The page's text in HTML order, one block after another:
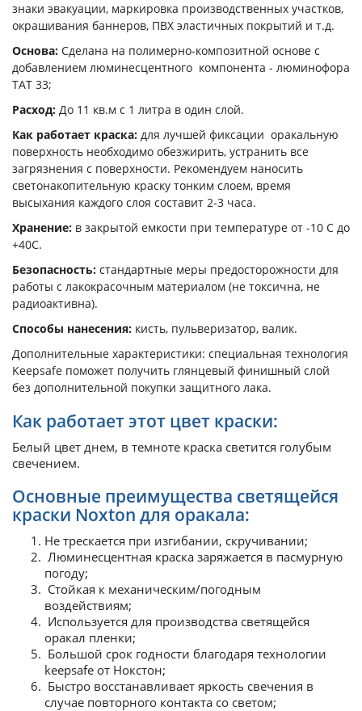
знаки эвакуации, маркировка производственных участков,
окрашивания баннеров, ПВХ эластичных покрытий и т.д.
Основа: Сделана на полимерно-композитной основе с
добавлением люминесцентного компонента - люминофора
ТАТ 33;
Расход: До 11 кв.м с 1 литра в один слой.
Как работает краска: для лучшей фиксации оракальную
поверхность необходимо обезжирить, устранить все
загрязнения с поверхности. Рекомендуем наносить
светонакопительную краску тонким слоем, время
высыхания каждого слоя составит 2-3 часа.
Хранение: в закрытой емкости при температуре от -10 С до
+40С.
Безопасность: стандартные меры предосторожности для
работы с лакокрасочным материалом (не токсична, не
радиоактивна).
Способы нанесения: кисть, пульверизатор, валик.
Дополнительные характеристики: специальная технология
Keepsafe поможет получить глянцевый финишный слой
без дополнительной покупки защитного лака.
Как работает этот цвет краски:
Белый цвет днем, в темноте краска светится голубым
свечением.
Основные преимущества светящейся
краски Noxton для оракала:
Не трескается при изгибании, скручивании;
Люминесцентная краска заряжается в пасмурную
погоду;
Стойкая к механическим/погодным
воздействиям;
Используется для производства светящейся
оракал пленки;
Большой срок годности благодаря технологии
keepsafe от Нокстон;
Быстро восстанавливает яркость свечения в
случае повторного контакта со светом;